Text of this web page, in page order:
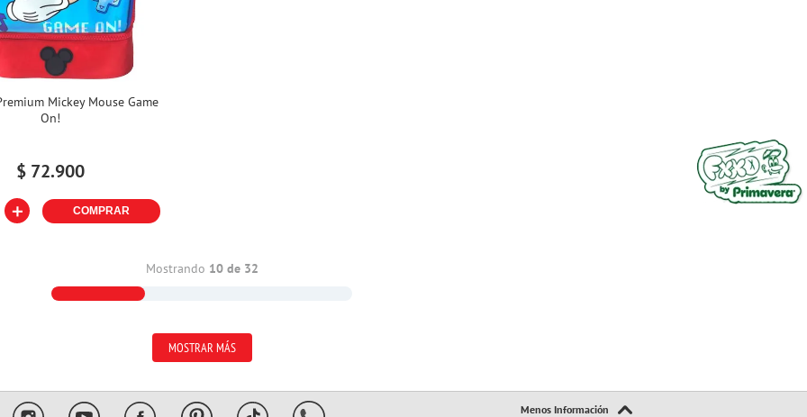
Mickey Mouse Game
On!
$ 72.900
＋ COMPRAR
Mostrando 10 de 32
MOSTRAR MÁS